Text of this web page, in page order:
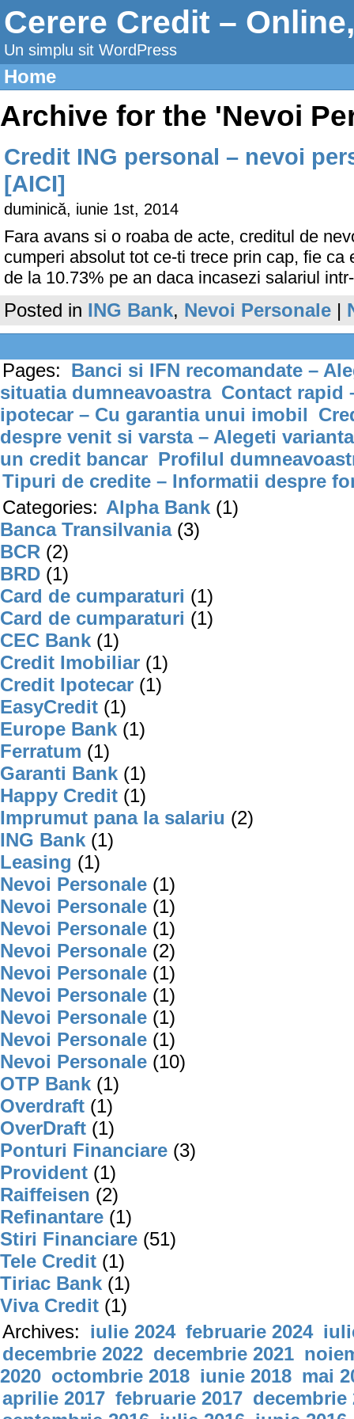
Cerere Credit –
Un simplu sit WordPress
Home
Archive for the 'Nevoi
Credit ING personal – nevoi
[AICI]
duminică, iunie 1st, 2014
Fara avans si o roaba de acte, creditul de
cumperi absolut tot ce-ti trece prin cap, fie
de la 10.73% pe an daca incasezi salariul
Posted in ING Bank, Nevoi Personale |
Pages: Banci si IFN recomandate –
situatia dumneavoastra Contact rapid
ipotecar – Cu garantia unui imobil
despre venit si varsta – Alegeti varianta
un credit bancar Profilul
Tipuri de credite – Informatii despre
Categories: Alpha Bank (1)
Banca Transilvania(3)
BCR (2)
BRD (1)
Card de cumparaturi (1)
Card de cumparaturi (1)
CEC Bank (1)
Credit Imobiliar (1)
Credit Ipotecar (1)
EasyCredit (1)
Europe Bank (1)
Ferratum (1)
Garanti Bank (1)
Happy Credit (1)
Imprumut pana la salariu (2)
ING Bank (1)
Leasing (1)
Nevoi Personale (1)
Nevoi Personale (1)
Nevoi Personale (1)
Nevoi Personale (2)
Nevoi Personale (1)
Nevoi Personale (1)
Nevoi Personale (1)
Nevoi Personale (1)
Nevoi Personale (10)
OTP Bank (1)
Overdraft (1)
OverDraft (1)
Ponturi Financiare (3)
Provident (1)
Raiffeisen (2)
Refinantare (1)
Stiri Financiare (51)
Tele Credit (1)
Tiriac Bank (1)
Viva Credit (1)
Archives: iulie 2024 februarie 2024
decembrie 2022 decembrie 2021
2020 octombrie 2018 iunie 2018 mai
aprilie 2017 februarie 2017 decembrie